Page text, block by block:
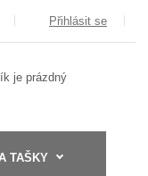
Přihlásit se
je prázdný
TAŠKY